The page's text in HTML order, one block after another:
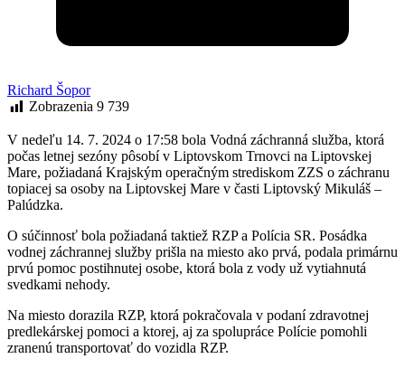
Richard Šopor
Zobrazenia 9 739
V nedeľu 14. 7. 2024 o 17:58 bola Vodná záchranná služba, ktorá
počas letnej sezóny pôsobí v Liptovskom Trnovci na Liptovskej
Mare, požiadaná Krajským operačným strediskom ZZS o záchranu
topiacej sa osoby na Liptovskej Mare v časti Liptovský Mikuláš –
Palúdzka.
O súčinnosť bola požiadaná taktiež RZP a Polícia SR. Posádka
vodnej záchrannej služby prišla na miesto ako prvá, podala primárnu
prvú pomoc postihnutej osobe, ktorá bola z vody už vytiahnutá
svedkami nehody.
Na miesto dorazila RZP, ktorá pokračovala v podaní zdravotnej
predlekárskej pomoci a ktorej, aj za spolupráce Polície pomohli
zranenú transportovať do vozidla RZP.